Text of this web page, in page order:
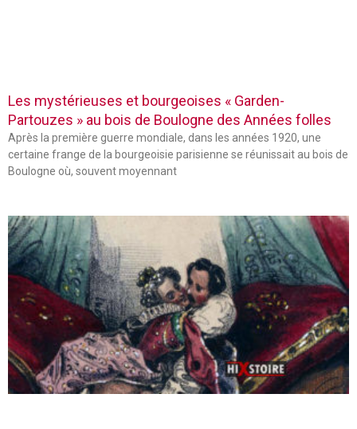
Les mystérieuses et bourgeoises « Garden-
Partouzes » au bois de Boulogne des Années folles
Après la première guerre mondiale, dans les années 1920, une
certaine frange de la bourgeoisie parisienne se réunissait au bois de
Boulogne où, souvent moyennant